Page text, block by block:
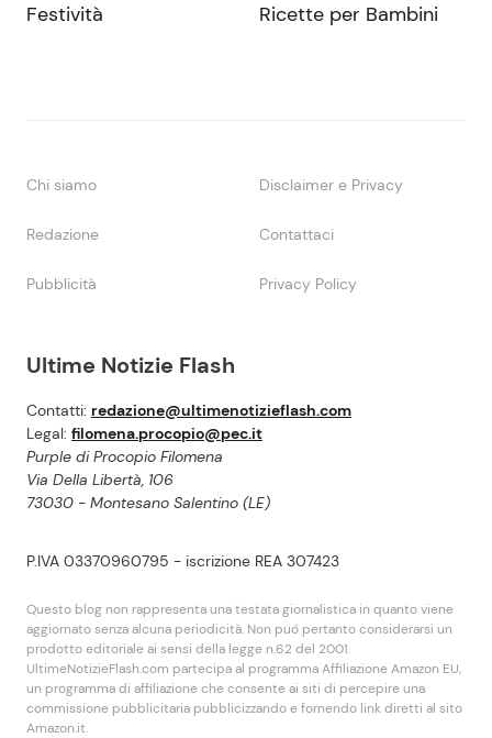
Ultime Notizie Flash
Contatti: redazione@ultimenotizieflash.com
Legal: filomena.procopio@pec.it
Purple di Procopio Filomena
Via Della Libertà, 106
73030 - Montesano Salentino (LE)
P.IVA 03370960795 - iscrizione REA 307423
Questo blog non rappresenta una testata giornalistica in quanto viene
aggiornato senza alcuna periodicità. Non puó pertanto considerarsi un
prodotto editoriale ai sensi della legge n.62 del 2001.
UltimeNotizieFlash.com partecipa al programma Affiliazione Amazon EU,
un programma di affiliazione che consente ai siti di percepire una
commissione pubblicitaria pubblicizzando e fornendo link diretti al sito
Amazon.it.
Festività Ricette per Bambini
Chi siamo Disclaimer e Privacy
Redazione Contattaci
Pubblicità Privacy Policy